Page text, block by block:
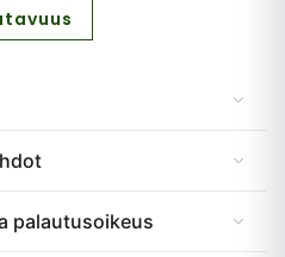
palautusoikeus